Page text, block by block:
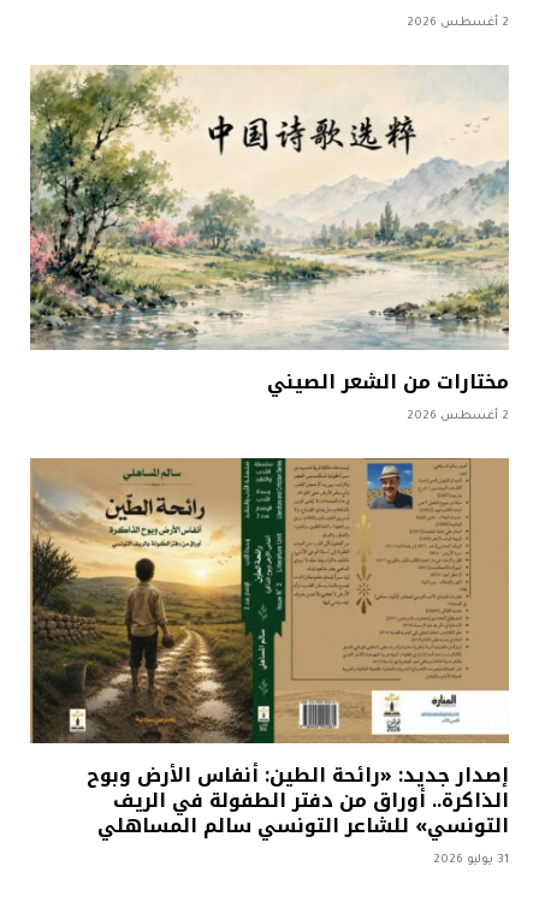
2 أغسطس 2026
مختارات من الشعر الصيني
2 أغسطس 2026
إصدار جديد: «رائحة الطين: أنفاس الأرض وبوح
الذاكرة.. أوراق من دفتر الطفولة في الريف
التونسي» للشاعر التونسي سالم المساهلي
31 يوليو 2026